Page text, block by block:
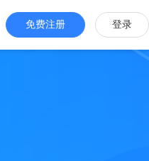
免费注册 登录